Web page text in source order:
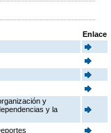
Enlace
y
y la